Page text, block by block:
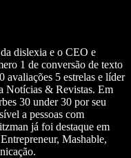
dislexia e o CEO e
1 de conversão de texto
avaliações 5 estrelas e líder
Notícias & Revistas. Em
30 under 30 por seu
a pessoas com
já foi destaque em
Mashable,